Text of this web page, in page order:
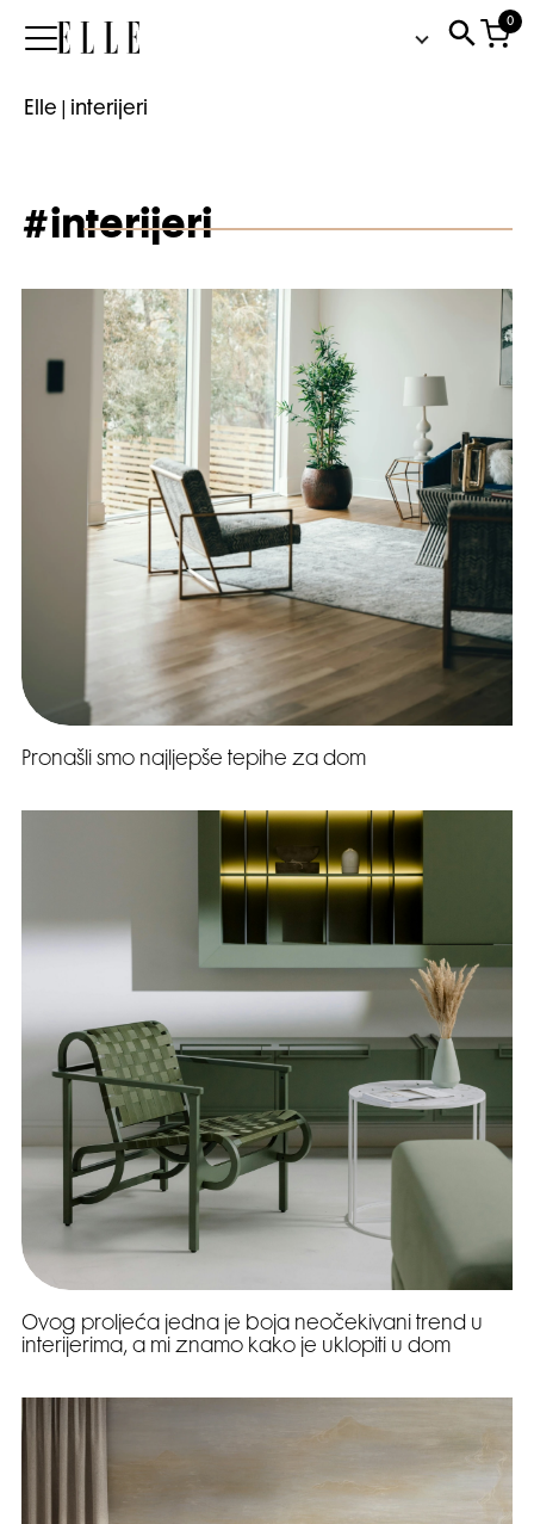
Elle
0
Elle interijeri
#interijeri
Pronašli smo najljepše tepihe za dom
Ovog proljeća jedna je boja neočekivani trend u
interijerima, a mi znamo kako je uklopiti u dom